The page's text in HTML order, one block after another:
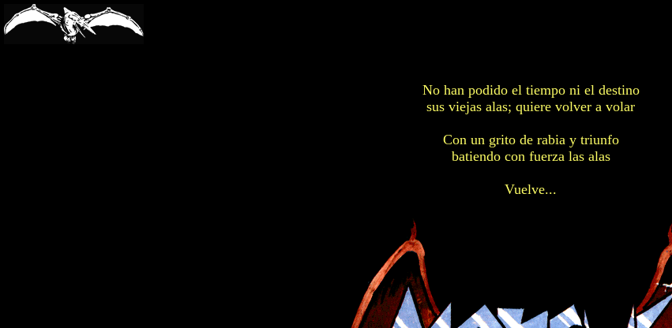
No han podido el tiempo ni el destino
sus viejas alas; quiere volver a volar
Con un grito de rabia y triunfo
batiendo con fuerza las alas
Vuelve...